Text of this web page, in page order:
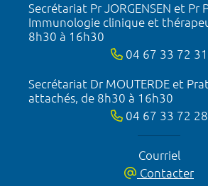
Secrétariat Pr JORGENSEN et Pr
Immunologie clinique et
8h30 à 16h30
04 67 33 72 31
Secrétariat Dr MOUTERDE et
attachés, de 8h30 à 16h30
04 67 33 72 28
Courriel
Contacter